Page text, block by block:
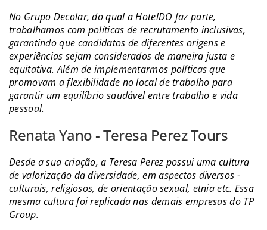
No Grupo Decolar, do qual a HotelDO faz parte,
trabalhamos com políticas de recrutamento inclusivas,
garantindo que candidatos de diferentes origens e
experiências sejam considerados de maneira justa e
equitativa. Além de implementarmos políticas que
promovam a flexibilidade no local de trabalho para
garantir um equilíbrio saudável entre trabalho e vida
pessoal.
Renata Yano - Teresa Perez Tours
Desde a sua criação, a Teresa Perez possui uma cultura
de valorização da diversidade, em aspectos diversos -
culturais, religiosos, de orientação sexual, etnia etc. Essa
mesma cultura foi replicada nas demais empresas do TP
Group.